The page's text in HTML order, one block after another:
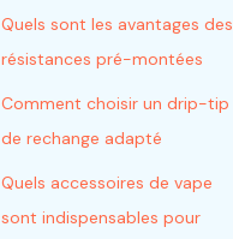
Quels sont les avantages des
résistances pré-montées
Comment choisir un drip-tip
de rechange adapté
Quels accessoires de vape
sont indispensables pour